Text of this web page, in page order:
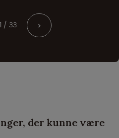
1 / 33 >
der kunne være